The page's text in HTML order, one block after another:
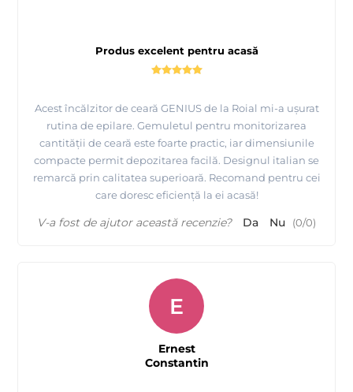
Produs excelent pentru acasă
Acest încălzitor de ceară GENIUS de la Roial mi-a ușurat
rutina de epilare. Gemuletul pentru monitorizarea
cantității de ceară este foarte practic, iar dimensiunile
compacte permit depozitarea facilă. Designul italian se
remarcă prin calitatea superioară. Recomand pentru cei
care doresc eficiență la ei acasă!
V-a fost de ajutor această recenzie? Da Nu (0/0)
E
Ernest
Constantin